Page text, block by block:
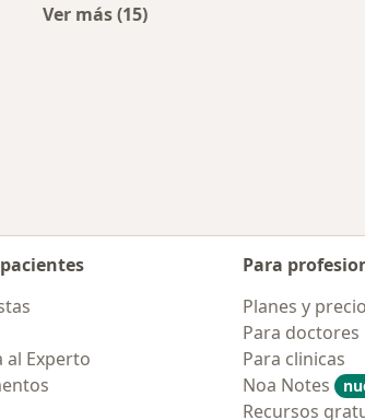
Ver más (15)
Más en esta categoría:
al Experto
Para
Planes y
Para doctores
Para clinicas
Noa Notes
Recursos